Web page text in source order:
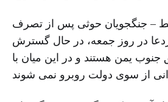
– جنگجویان حوثی پس از تصرف
در روز جمعه، در حال گسترش
یمن هستند و در این میان با